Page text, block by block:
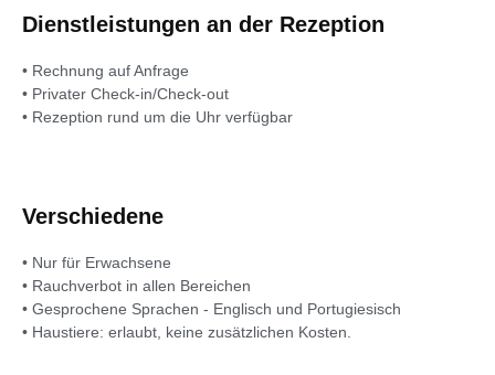
Dienstleistungen an der Rezeption
• Rechnung auf Anfrage
• Privater Check-in/Check-out
• Rezeption rund um die Uhr verfügbar
Verschiedene
• Nur für Erwachsene
• Rauchverbot in allen Bereichen
• Gesprochene Sprachen - Englisch und Portugiesisch
• Haustiere: erlaubt, keine zusätzlichen Kosten.